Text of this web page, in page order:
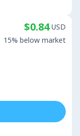
$0.84 USD
15% below market